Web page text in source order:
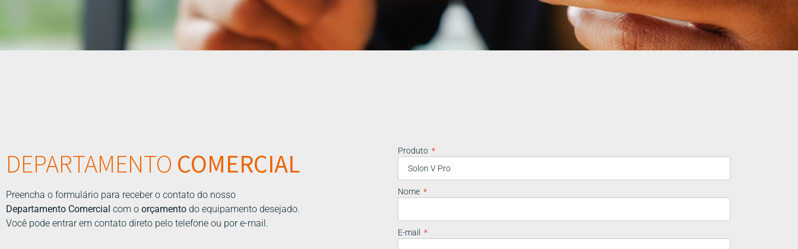
DEPARTAMENTO COMERCIAL
Preencha o formulário para receber o contato do nosso
Departamento Comercial com o orçamento do equipamento desejado.
Você pode entrar em contato direto pelo telefone ou por e-mail.
Produto
Nome
E-mail